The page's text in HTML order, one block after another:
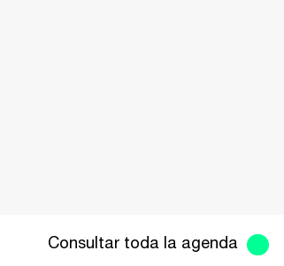
Consultar toda la agenda